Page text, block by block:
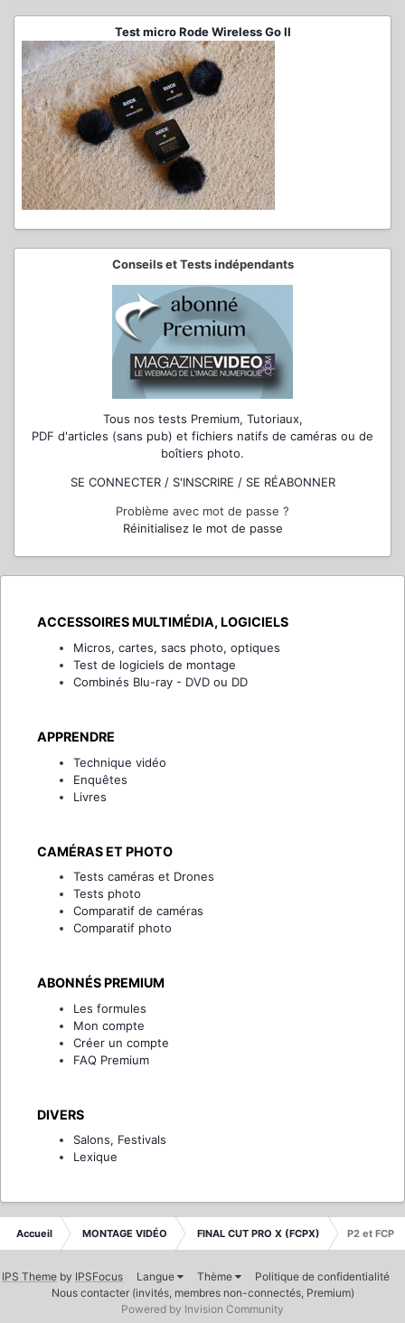
Test micro Rode Wireless Go II
Conseils et Tests indépendants
Tous nos tests Premium, Tutoriaux,
PDF d'articles (sans pub) et fichiers natifs de caméras ou de
boîtiers photo.
SE CONNECTER / S'INSCRIRE / SE RÉABONNER
Problème avec mot de passe ?
Réinitialisez le mot de passe
ACCESSOIRES MULTIMÉDIA, LOGICIELS
Micros, cartes, sacs photo, optiques
Test de logiciels de montage
Combinés Blu-ray - DVD ou DD
APPRENDRE
Technique vidéo
Enquêtes
Livres
CAMÉRAS ET PHOTO
Tests caméras et Drones
Tests photo
Comparatif de caméras
Comparatif photo
ABONNÉS PREMIUM
Les formules
Mon compte
Créer un compte
FAQ Premium
DIVERS
Salons, Festivals
Lexique
Accueil MONTAGE VIDÉO FINAL CUT PRO X (FCPX) P2 et FCP
IPS Theme by IPSFocus Langue Thème
Politique de confidentialité
Nous contacter (invités, membres non-connectés, Premium)
Powered by Invision Community